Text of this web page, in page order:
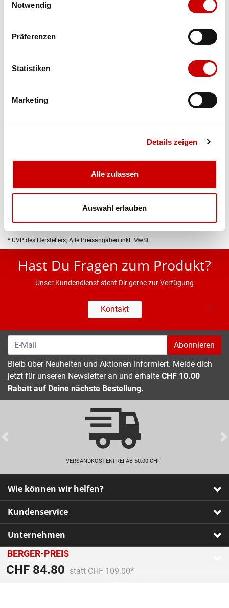
Notwendig
Präferenzen
Statistiken
Marketing
Details zeigen
Alle zulassen
Auswahl erlauben
BERGER-PREIS
CHF 84.80 Preis reduziert von
statt CHF 109.00
An
IN DEN WARENKORB
Bis 17:00 Uhr bestellen: morgen geliefert - ab CHF 50.00
Produktbeschreibung
* UVP des Herstellers; Alle Preisangaben inkl. MwSt.
Hast Du Fragen zum Produkt?
Unser Kundendienst steht Dir gerne zur Verfügung
Kontakt
Abonnieren
Bleib über Neuheiten und Aktionen informiert. Melde dich
jetzt für unseren Newsletter an und erhalte CHF 10.00
Rabatt auf Deine nächste Bestellung.
VERSANDKOSTENFREI AB 50.00 CHF
Previous
Wie können wir helfen?
Kundenservice
Unternehmen
Zahlarten